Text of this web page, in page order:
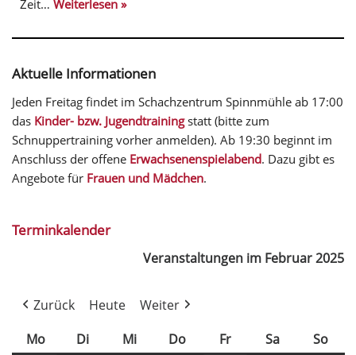
Zeit… Weiterlesen »
Aktuelle Informationen
Jeden Freitag findet im Schachzentrum Spinnmühle ab 17:00
das Kinder- bzw. Jugendtrainingstatt (bitte zum
Schnuppertraining vorher anmelden). Ab 19:30 beginnt im
Anschluss der offene Erwachsenenspielabend. Dazu gibt es
Angebote für Frauen und Mädchen.
Terminkalender
Veranstaltungen im Februar 2025
Zurück Heute
Weiter
Mo
Di Mi Do Fr Sa So